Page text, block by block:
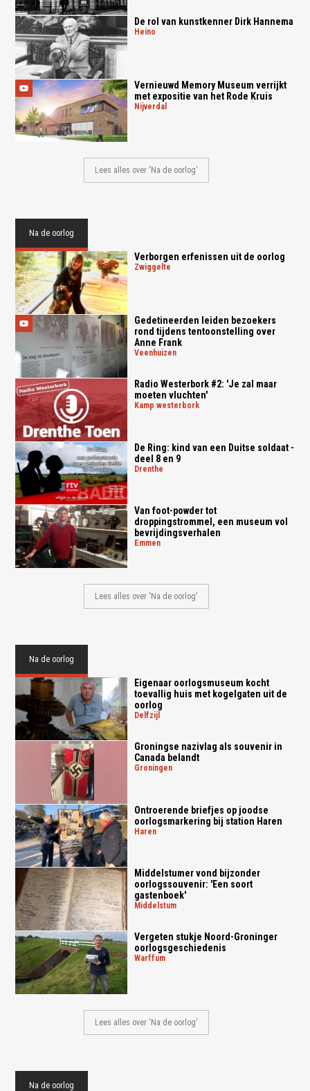
De rol van kunstkenner Dirk Hannema
heino
Vernieuwd Memory Museum verrijkt
met expositie van het Rode Kruis
nijverdal
Lees alles over 'Na de oorlog'
Na de oorlog
Verborgen erfenissen uit de oorlog
zwiggelte
Gedetineerden leiden bezoekers
rond tijdens tentoonstelling over
Anne Frank
veenhuizen
Radio Westerbork #2: 'Je zal maar
moeten vluchten'
kamp westerbork
De Ring: kind van een Duitse soldaat -
deel 8 en 9
drenthe
Van foot-powder tot
droppingstrommel, een museum vol
bevrijdingsverhalen
emmen
Lees alles over 'Na de oorlog'
Na de oorlog
Eigenaar oorlogsmuseum kocht
toevallig huis met kogelgaten uit de
oorlog
delfzijl
Groningse nazivlag als souvenir in
Canada belandt
groningen
Ontroerende briefjes op joodse
oorlogsmarkering bij station Haren
haren
Middelstumer vond bijzonder
oorlogssouvenir: 'Een soort
gastenboek'
middelstum
Vergeten stukje Noord-Groninger
oorlogsgeschiedenis
warffum
Lees alles over 'Na de oorlog'
Na de oorlog